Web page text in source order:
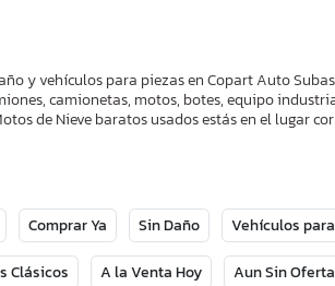
y vehículos para piezas en Copart Auto
camionetas, motos, botes, equipo
de Nieve baratos usados estás en el lugar
Comprar Ya Sin Daño Vehículos
Clásicos A la Venta Hoy Aun Sin